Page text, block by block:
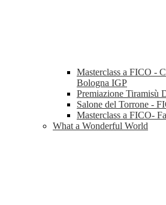
Masterclass a FICO -
Bologna IGP
Premiazione Tiramisù
Salone del Torrone -
Masterclass a FICO-
What a Wonderful World